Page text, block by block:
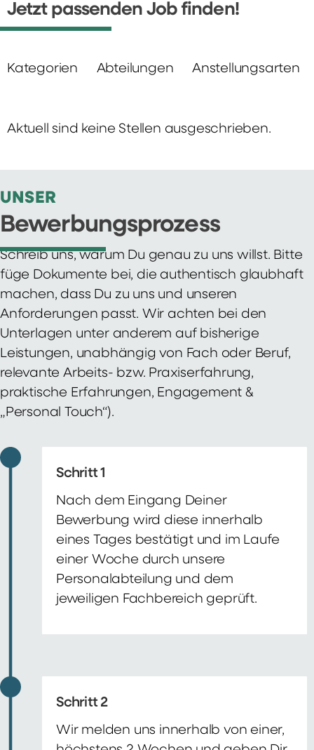
Jetzt passenden Job finden!
Kategorien Abteilungen Anstellungsarten
Aktuell sind keine Stellen ausgeschrieben.
UNSER
Bewerbungsprozess
Schreib uns, warum Du genau zu uns willst. Bitte
füge Dokumente bei, die authentisch glaubhaft
machen, dass Du zu uns und unseren
Anforderungen passt. Wir achten bei den
Unterlagen unter anderem auf bisherige
Leistungen, unabhängig von Fach oder Beruf,
relevante Arbeits- bzw. Praxiserfahrung,
praktische Erfahrungen, Engagement &
„Personal Touch“).
Schritt 1
Nach dem Eingang Deiner
Bewerbung wird diese innerhalb
eines Tages bestätigt und im Laufe
einer Woche durch unsere
Personalabteilung und dem
jeweiligen Fachbereich geprüft.
Schritt 2
Wir melden uns innerhalb von einer,